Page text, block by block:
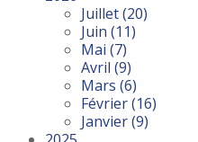
Juillet(20)
Juin (11)
Mai (7)
Avril (9)
Mars (6)
Février(16)
Janvier(9)